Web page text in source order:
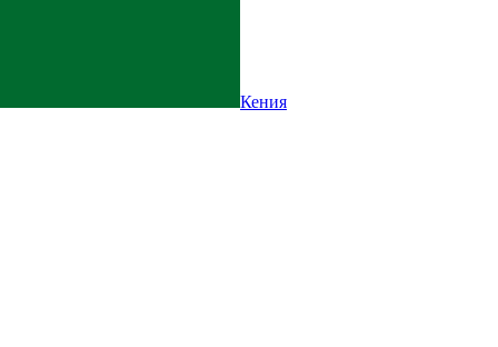
Кения